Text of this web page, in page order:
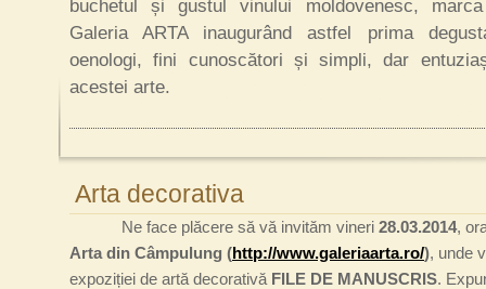
buchetul și gustul vinului moldovenesc,
Galeria ARTA inaugurând astfel prima
oenologi, fini cunoscători și simpli, dar
acestei arte.
Arta decorativa
Ne face plăcere să vă invităm vineri 28.03.2014,
Arta din Câmpulung (http://www.galeriaarta.ro/), unde
expoziției de artă decorativă FILE DE MANUSCRIS.